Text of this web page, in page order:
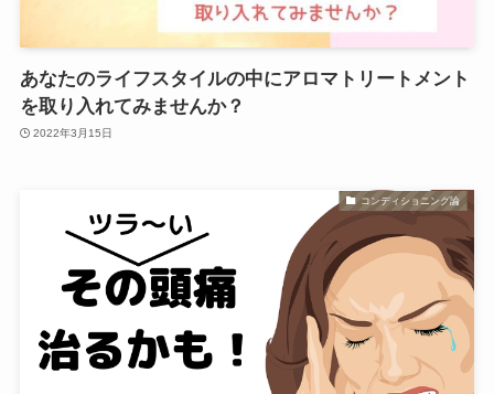
あなたのライフスタイルの中にアロマトリートメント
を取り入れてみませんか？
2022年3月15日
コンディショニング論